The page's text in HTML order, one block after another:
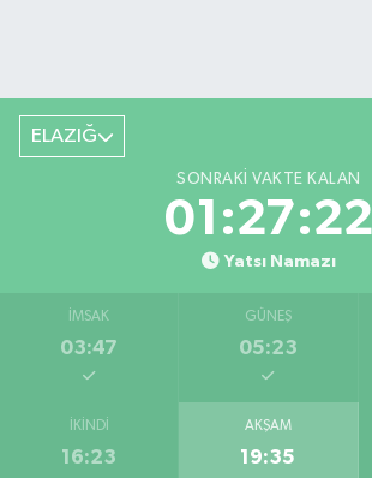
ELAZIĞ
SONRAKI VAKTE KALAN
01:27:21
Yatsı Namazı
İMSAK
03:47
GÜNEŞ
05:23
İKINDI
16:23
AKŞAM
19:35